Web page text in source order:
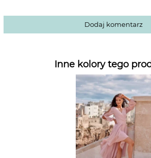
Dodaj komentarz
Inne kolory tego